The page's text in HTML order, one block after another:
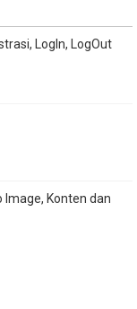
LogIn, LogOut
Image, Konten dan